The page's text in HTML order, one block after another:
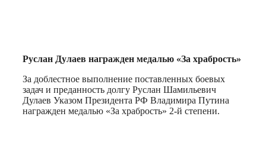
Руслан Дулаев награжден медалью «За храбрость»
За доблестное выполнение поставленных боевых
задач и преданность долгу Руслан Шамильевич
Дулаев Указом Президента РФ Владимира Путина
награжден медалью «За храбрость» 2-й степени.